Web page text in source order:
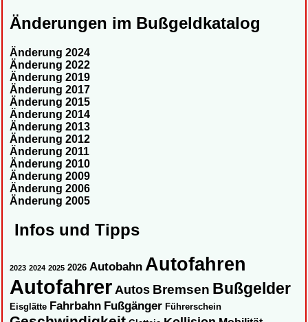
Änderungen im Bußgeldkatalog
Änderung 2024
Änderung 2022
Änderung 2019
Änderung 2017
Änderung 2015
Änderung 2014
Änderung 2013
Änderung 2012
Änderung 2011
Änderung 2010
Änderung 2009
Änderung 2006
Änderung 2005
Infos und Tipps
2023 2024 2025 2026 Autobahn Autofahren
AutofahrerAutos Bremsen Bußgelder
Eisglätte Fahrbahn Fußgänger Führerschein